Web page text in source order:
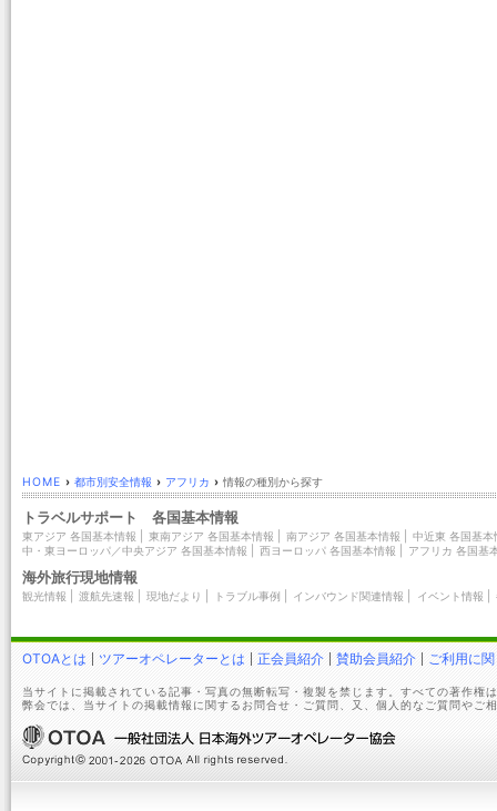
HOME › 都市別安全情報 › アフリカ › 情報の種別から探す
トラベルサポート 各国基本情報
東アジア 各国基本情報 東南アジア 各国基本情報 南アジア 各国基本情報
中近東 各国基本
中・東ヨーロッパ／中央アジア 各国基本情報
西ヨーロッパ 各国基本情報 アフリカ 各国基
海外旅行現地情報
観光情報 渡航先速報 現地だより トラブル事例 インバウンド関連情報 イベント情報
OTOAとは ツアーオペレーターとは 正会員紹介 賛助会員紹介 ご利用に
当サイトに掲載されている記事・写真の無断転写・複製を禁じます。すべての著作権
弊会では、当サイトの掲載情報に関するお問合せ・ご質問、又、個人的なご質問やご